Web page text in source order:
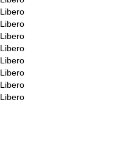
Libero
Libero
Libero
Libero
Libero
Libero
Libero
Libero